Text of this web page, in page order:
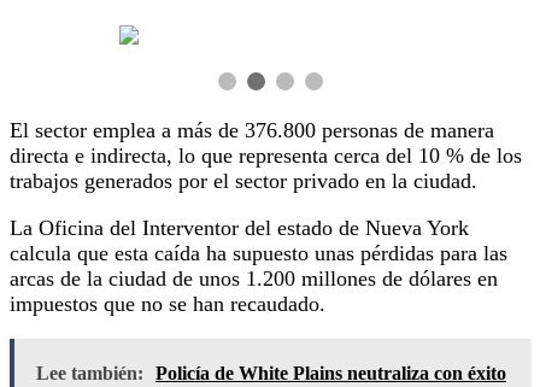
El sector emplea a más de 376.800 personas de manera
directa e indirecta, lo que representa cerca del 10 % de los
trabajos generados por el sector privado en la ciudad.
La Oficina del Interventor del estado de Nueva York
calcula que esta caída ha supuesto unas pérdidas para las
arcas de la ciudad de unos 1.200 millones de dólares en
impuestos que no se han recaudado.
Lee también:
Policía de White Plains neutraliza con éxito